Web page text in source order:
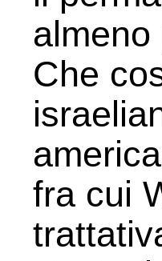
Che
fra cui